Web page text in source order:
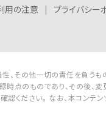
用の注意 プライバシー
、その他一切の責任を負うも
点のものであり、その後、変
ください。 なお、本コンテ